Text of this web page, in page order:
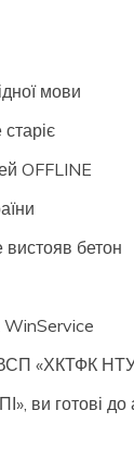
мови
OFFLINE
бетон
WinService
«ХКТФК НТУ
ви готові до